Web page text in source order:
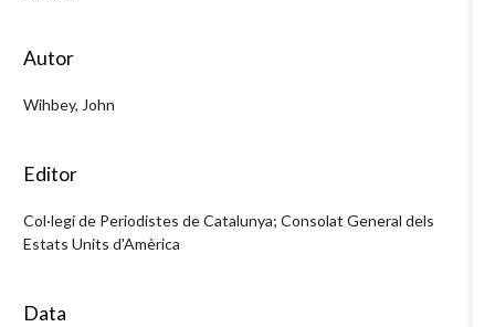
Autor
Wihbey, John
Editor
Col·legi de Periodistes de Catalunya; Consolat General dels
Estats Units d'Amèrica
Data